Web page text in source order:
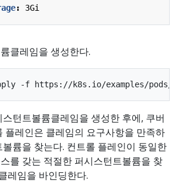
: 3Gi
클레임을 생성한다.
턴트볼륨클레임을 생성한 후에, 쿠버
플레인은 클레임의 요구사항을 만족하
륨을 찾는다. 컨트롤 플레인이 동일한
를 갖는 적절한 퍼시스턴트볼륨을 찾
레임을 바인딩한다.